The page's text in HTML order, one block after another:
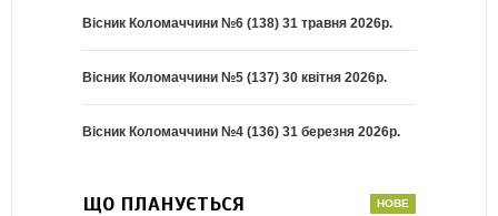
Вісник Коломаччини №6 (138) 31 травня 2026р.
Вісник Коломаччини №5 (137) 30 квітня 2026р.
Вісник Коломаччини №4 (136) 31 березня 2026р.
ЩО ПЛАНУЄТЬСЯ